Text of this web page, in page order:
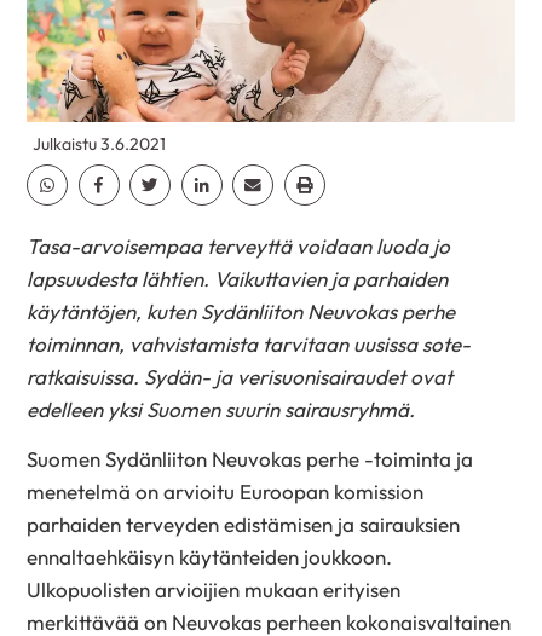
Julkaistu 3.6.2021
Jaa Whatsapp
Jaa Facebook
Jaa TwitterJaa Linkedin
Jaa EmailJaa Print
Tasa-arvoisempaa terveyttä voidaan luoda jo
lapsuudesta lähtien. Vaikuttavien ja parhaiden
käytäntöjen, kuten Sydänliiton Neuvokas perhe
toiminnan, vahvistamista tarvitaan uusissa sote-
ratkaisuissa. Sydän- ja verisuonisairaudet ovat
edelleen yksi Suomen suurin sairausryhmä.
Suomen Sydänliiton Neuvokas perhe -toiminta ja
menetelmä on arvioitu Euroopan komission
parhaiden terveyden edistämisen ja sairauksien
ennaltaehkäisyn käytänteiden joukkoon.
Ulkopuolisten arvioijien mukaan erityisen
merkittävää on Neuvokas perheen kokonaisvaltainen